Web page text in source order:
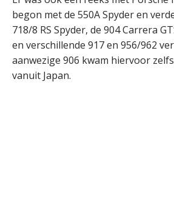
begon met de 550A Spyder en
718/8 RS Spyder, de 904 Carrera
en verschillende 917 en 956/962
aanwezige 906 kwam hiervoor
vanuit Japan.